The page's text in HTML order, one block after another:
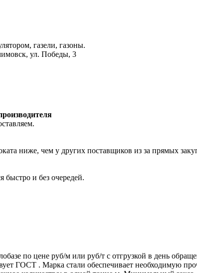
газели, газоны.
ул. Победы, 3
ниже, чем у других поставщиков из за прямых
быстро и без очередей.
по цене руб/м или руб/т с отгрузкой в день
. Марка стали обеспечивает необходимую